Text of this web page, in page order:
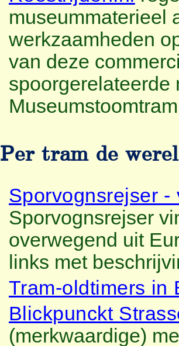
museummaterieel
werkzaamheden
van deze
spoorgerelateerde
Per tram de
Sporvognsrejser -
Sporvognsrejser
overwegend uit
links met
Tram-oldtimers in
Blickpunckt
(merkwaardige)